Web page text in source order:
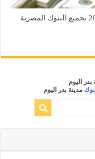
اسعار العملات اليوم السبت 28-04-2018 بجميع البنوك المصرية
بدر اليوم
مدينة بدر اليوم